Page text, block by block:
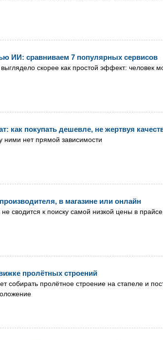
ИИ: сравниваем 7 популярных сервисов
скорее как простой эффект: человек
как покупать дешевле, не жертвуя
ними нет прямой зависимости
в магазине или онлайн
сводится к поиску самой низкой цены в прайсе
пролётных строений
собирать пролётное строение на стапеле и